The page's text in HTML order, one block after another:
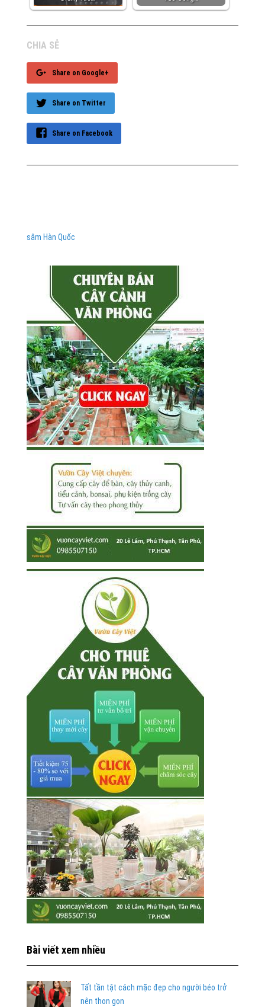
CHIA SẺ
Share on Google+
Share on Twitter
Share on Facebook
sâm Hàn Quốc
Bài viết xem nhiều
Tất tần tật cách mặc đẹp cho người béo trở
nên thon gọn